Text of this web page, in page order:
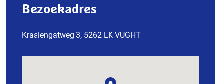
Bezoekadres
Kraaiengatweg 3, 5262 LK VUGHT